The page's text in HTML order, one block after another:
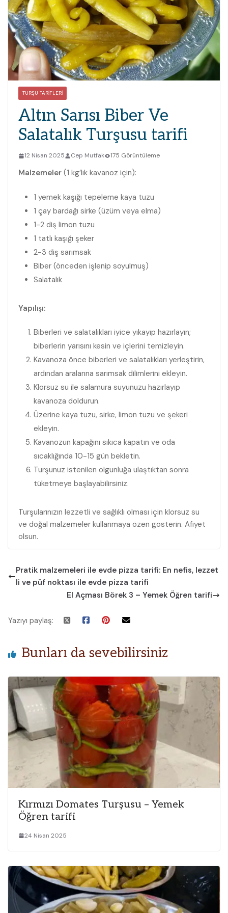
TURŞU TARIFLERI
Altın Sarısı Biber Ve
Salatalık Turşusu tarifi
12 Nisan 2025 Cep Mutfak 175 Görüntüleme
Malzemeler (1 kg’lık kavanoz için):
1 yemek kaşığı tepeleme kaya tuzu
1 çay bardağı sirke (üzüm veya elma)
1-2 diş limon tuzu
1 tatlı kaşığı şeker
2-3 diş sarımsak
Biber (önceden işlenip soyulmuş)
Salatalık
Yapılışı:
Biberleri ve salatalıkları iyice yıkayıp hazırlayın;
biberlerin yarısını kesin ve içlerini temizleyin.
Kavanoza önce biberleri ve salatalıkları yerleştirin,
ardından aralarına sarımsak dilimlerini ekleyin.
Klorsuz su ile salamura suyunuzu hazırlayıp
kavanoza doldurun.
Üzerine kaya tuzu, sirke, limon tuzu ve şekeri
ekleyin.
Kavanozun kapağını sıkıca kapatın ve oda
sıcaklığında 10-15 gün bekletin.
Turşunuz istenilen olgunluğa ulaştıktan sonra
tüketmeye başlayabilirsiniz.
Turşularınızın lezzetli ve sağlıklı olması için klorsuz su
ve doğal malzemeler kullanmaya özen gösterin. Afiyet
olsun.
Pratik malzemeleri ile evde pizza tarifi: En nefis, lezzet
li ve püf noktası ile evde pizza tarifi
El Açması Börek 3 – Yemek Öğren tarifi
Yazıyı paylaş:
Bunları da sevebilirsiniz
Kırmızı Domates Turşusu – Yemek
Öğren tarifi
24 Nisan 2025